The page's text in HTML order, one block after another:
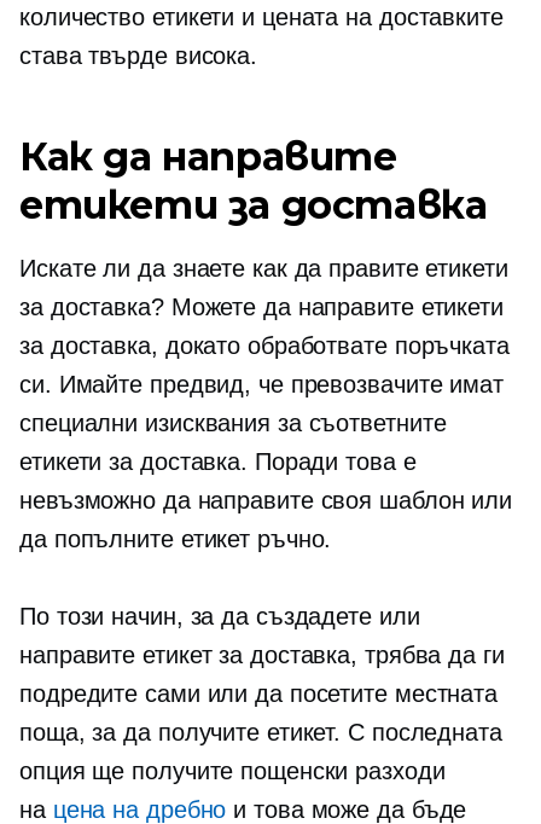
количество етикети и цената на доставките
става твърде висока.
Как да направите
етикети за доставка
Искате ли да знаете как да правите етикети
за доставка? Можете да направите етикети
за доставка, докато обработвате поръчката
си. Имайте предвид, че превозвачите имат
специални изисквания за съответните
етикети за доставка. Поради това е
невъзможно да направите своя шаблон или
да попълните етикет ръчно.
По този начин, за да създадете или
направите етикет за доставка, трябва да ги
подредите сами или да посетите местната
поща, за да получите етикет. С последната
опция ще получите пощенски разходи
на цена на дребно и това може да бъде